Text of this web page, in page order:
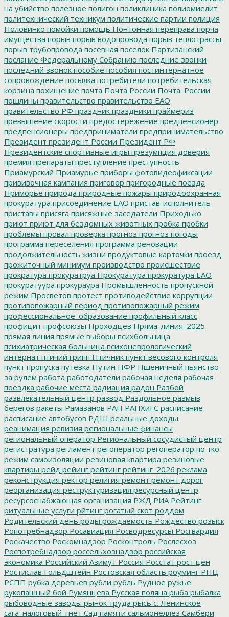
на убийство полезное полигон поликлиника полиомиелит
политехнический техникум политические партии полиция
Половинко помойки помощь Понтонная переправа порча
имущества порыв порыв водопровода порыв теплотрассы
порыв трубопровода посевная поселок Партизанский
послание Федеральному Собранию последние звонки
последний звонок пособие пособия постинтернатное
сопровождение посылка потребители потребительская
корзина похищение почта Почта России Почта_России
пошлины правительство правительство ЕАО
правительство РФ праздник праздники праймериз
превышение скорости предостережение предпенсионер
предпенсионеры предприниматели предпринимательство
Президент президент России Президент РФ
Президентские спортивные игры презумпция доверия
премия препараты преступление преступность
Приамурский Приамурье приборы фотовидеофиксации
прививочная кампания приговор пригородные поезда
Приморье природа природные пожары природоохранная
прокуратура присоединение ЕАО пристав-исполнитель
приставы присяга присяжные заседатели Приходько
приют приют для бездомных животных пробка пробки
проблемы провал проверка прогноз прогноз погоды
программа переселения программа реновации
продолжительность жизни продуктовые карточки проезд
прожиточный минимум производство происшествие
прократура прокуратруа Прокуратура прокуратура ЕАО
прокуратуура прокураура Промышленность пропускной
режим Просветов протест противодействие коррупции
противопожарный период противопожарный режим
профессиональное_образование профильный класс
профицит профсоюзы Проходцев Пряма_линия_2025
прямая линия прямые выборы психбольница
психиатрическая больница психоневрологический
интернат птичий грипп Птичник пункт весового контроля
пункт пропуска путевка Путин ПФР Пшеничный пьянство
за рулем работа работодатели рабочая неделя рабочая
поездка рабочие места радиация радон Разбой
развлекательный центр развод Раздольное размыв
берегов ракеты Рамазанов РАН РАНХиГС расписание
расписание автобусов РДШ реальные доходы
реанимация ревизия региональные финансы
региональный оператор Региональный сосудистый центр
регистратура регламент регоператор регоператор по тко
режим самоизоляции резиновая квартира резиновые
квартиры рейд рейинг рейтинг рейтинг_2026 реклама
реконструкция ректор религия ремонт ремонт дорог
реорганизация реструктуризация ресурсный центр
ресурсоснабжающая организация РЖД РИА Рейтинг
ритуальные услуги рйтинг рогатый скот роддом
Родительский день роды рождаемость Рождество розыск
Ропотребнадзор Росавиация Росводресурсы Росгвардия
Роскачество Роскомнадзор Росконтроль Рослесхоз
Роспотребнадзор россельхознадзор российская
экономика Российский Азимут Россия Росстат рост цен
Ростислав Гольдштейн Ростовская область роуминг РПЦ
РСПП рубка деревьев рубли рубль Рудное ружье
рукопашный бой Румянцева Русская поляна рыба рыбалка
рыбоводные заводы рынок труда рысь с. Ленинское
сага_налоговый_гнет Сад памяти сальмонеллез Самбери